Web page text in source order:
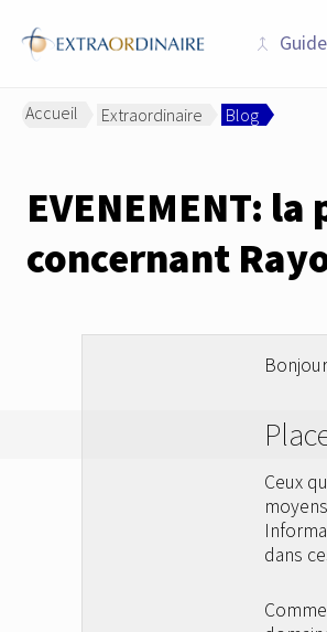
merge
Accueil Extraordinaire Blog
EVENEMENT:
concernant
Ceux
dans